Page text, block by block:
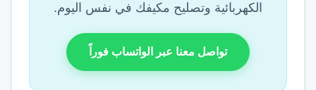
الكهربائية وتصليح مكيفك في نفس اليوم.
تواصل معنا عبر الواتساب فوراً